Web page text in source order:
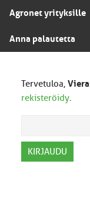
Agronet yrityksille
Anna palautetta
Tervetuloa,
rekisteröidy.